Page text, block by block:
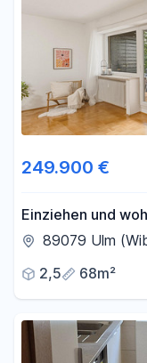
249.900 €
Einziehen und
Wohnung in Ulm-
89079 Ulm
2,5
68m²